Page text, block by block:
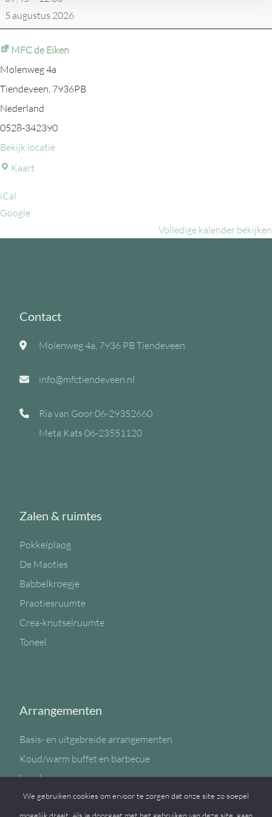
5 augustus 2026
MFC de Eiken
Molenweg 4a
Tiendeveen, 7936PB
Nederland
0528-342390
Bekijk locatie
Kaart
iCal
Google
Volledige kalender bekijken
Contact
Molenweg 4a, 7936 PB Tiendeveen
info@mfctiendeveen.nl
Ria van Goor06-29352660
Meta Kats 06-23551120
Zalen & ruimtes
Pokkelplaog
De Maoties
Babbelkroegje
Praotiesruumte
Crea-knutselruumte
Toneel
Arrangementen
Basis- en uitgebreide arrangementen
Koud/warm buffet en barbecue
Lunch
Sportzaal
We gebruiken cookies om ervoor te zorgen dat onze site zo soepel